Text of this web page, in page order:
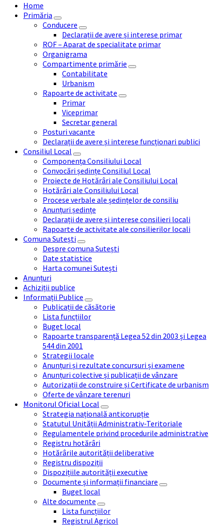
Home
Primăria
Conducere
Declarații de avere și interese primar
ROF – Aparat de specialitate primar
Organigrama
Compartimente primărie
Contabilitate
Urbanism
Rapoarte de activitate
Primar
Viceprimar
Secretar general
Posturi vacante
Declarații de avere și interese funcționari publici
Consiliul Local
Componența Consiliului Local
Convocări ședințe Consiliul Local
Proiecte de Hotărâri ale Consiliului Local
Hotărâri ale Consiliului Local
Procese verbale ale ședințelor de consiliu
Anunțuri ședințe
Declarații de avere și interese consilieri locali
Rapoarte de activitate ale consilierilor locali
Comuna Sutești
Despre comuna Sutești
Date statistice
Harta comunei Sutești
Anunțuri
Achiziții publice
Informații Publice
Publicații de căsătorie
Lista funcțiilor
Buget local
Rapoarte transparență Legea 52 din 2003 și Legea
544 din 2001
Strategii locale
Anunțuri și rezultate concursuri și examene
Anunțuri colective și publicații de vânzare
Autorizații de construire și Certificate de urbanism
Oferte de vânzare terenuri
Monitorul Oficial Local
Strategia națională anticorupție
Statutul Unității Administrativ-Teritoriale
Regulamentele privind procedurile administrative
Registru hotărâri
Hotărârile autorității deliberative
Registru dispoziții
Dispozițiile autorității executive
Documente și informații financiare
Buget local
Alte documente
Lista funcțiilor
Registrul Agricol